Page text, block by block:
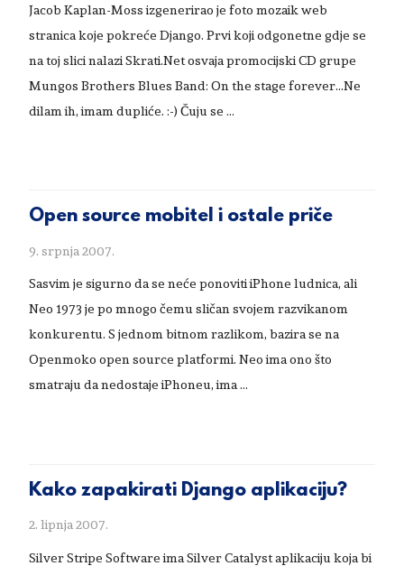
Jacob Kaplan-Moss izgenerirao je foto mozaik web
stranica koje pokreće Django. Prvi koji odgonetne gdje se
na toj slici nalazi Skrati.Net osvaja promocijski CD grupe
Mungos Brothers Blues Band: On the stage forever...Ne
dilam ih, imam dupliće. :-) Čuju se …
Open source mobitel i ostale priče
9. srpnja 2007.
Sasvim je sigurno da se neće ponoviti iPhone ludnica, ali
Neo 1973 je po mnogo čemu sličan svojem razvikanom
konkurentu. S jednom bitnom razlikom, bazira se na
Openmoko open source platformi. Neo ima ono što
smatraju da nedostaje iPhoneu, ima …
Kako zapakirati Django aplikaciju?
2. lipnja 2007.
Silver Stripe Software ima Silver Catalyst aplikaciju koja bi